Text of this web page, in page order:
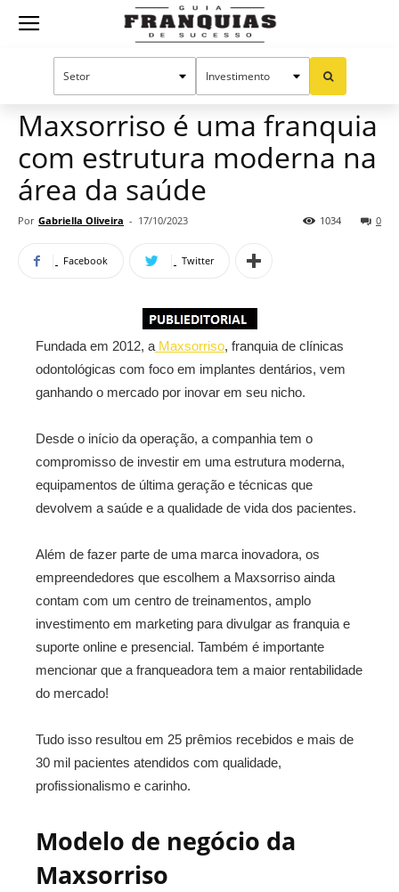
Guia
Mercado de franquias Publieditorial
Maxsorriso é uma franquia
com estrutura moderna na
área da saúde
Por Gabriella Oliveira - 17/10/2023 0
1034
Facebook Twitter
Fundada em 2012, a Maxsorriso, franquia de clínicas
odontológicas com foco em implantes dentários, vem
ganhando o mercado por inovar em seu nicho.
Desde o início da operação, a companhia tem o
compromisso de investir em uma estrutura moderna,
equipamentos de última geração e técnicas que
devolvem a saúde e a qualidade de vida dos pacientes.
Além de fazer parte de uma marca inovadora, os
empreendedores que escolhem a Maxsorriso ainda
contam com um centro de treinamentos, amplo
investimento em marketing para divulgar as franquia e
suporte online e presencial. Também é importante
mencionar que a franqueadora tem a maior rentabilidade
do mercado!
Tudo isso resultou em 25 prêmios recebidos e mais de
30 mil pacientes atendidos com qualidade,
profissionalismo e carinho.
Modelo de negócio da
Maxsorriso